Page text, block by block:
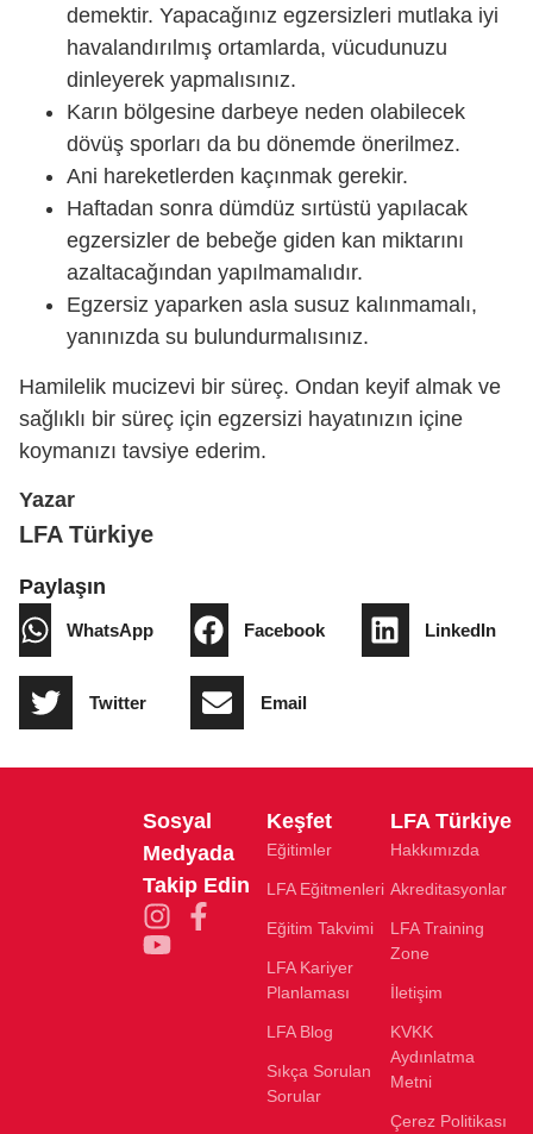
demektir. Yapacağınız egzersizleri mutlaka iyi
havalandırılmış ortamlarda, vücudunuzu
dinleyerek yapmalısınız.
Karın bölgesine darbeye neden olabilecek
dövüş sporları da bu dönemde önerilmez.
Ani hareketlerden kaçınmak gerekir.
Haftadan sonra dümdüz sırtüstü yapılacak
egzersizler de bebeğe giden kan miktarını
azaltacağından yapılmamalıdır.
Egzersiz yaparken asla susuz kalınmamalı,
yanınızda su bulundurmalısınız.
Hamilelik mucizevi bir süreç. Ondan keyif almak ve
sağlıklı bir süreç için egzersizi hayatınızın içine
koymanızı tavsiye ederim.
Yazar
LFA Türkiye
Paylaşın
WhatsApp Facebook LinkedIn
Twitter Email
Sosyal
Medyada
Takip Edin
Keşfet
Eğitimler
LFA Eğitmenleri
Eğitim Takvimi
LFA Kariyer
Planlaması
LFA Blog
Sıkça Sorulan
Sorular
LFA Türkiye
Hakkımızda
Akreditasyonlar
LFA Training
Zone
İletişim
KVKK
Aydınlatma
Metni
Çerez Politikası